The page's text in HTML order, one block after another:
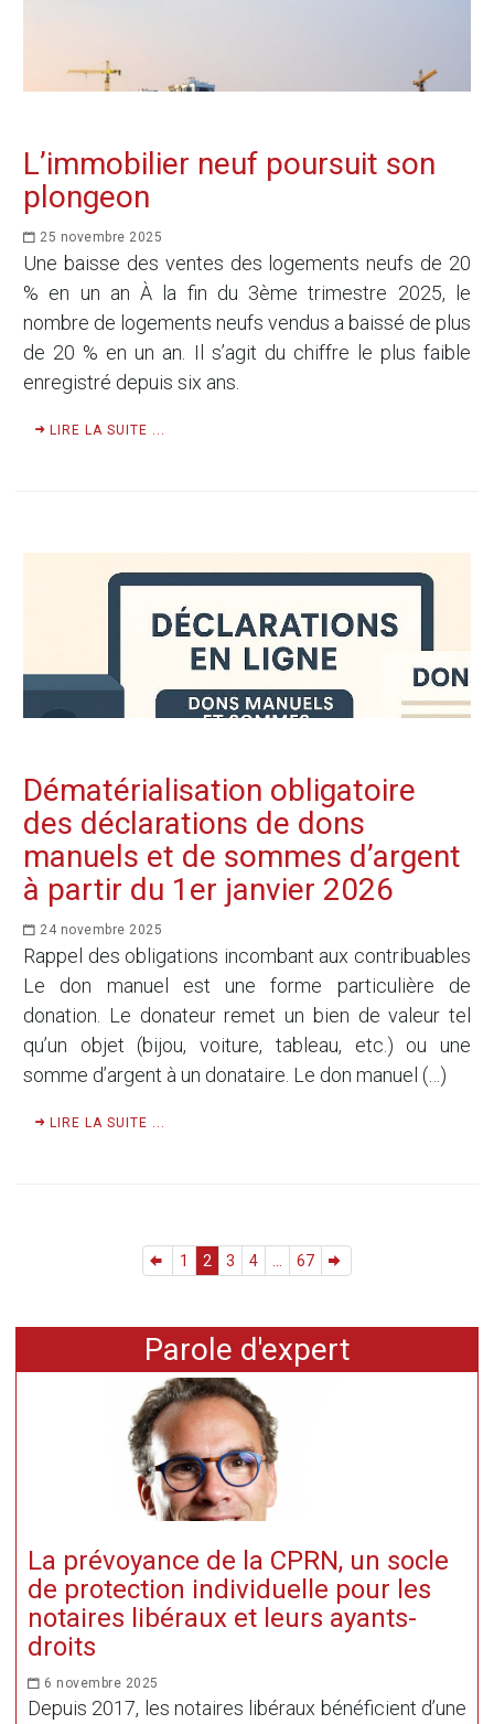
L’immobilier neuf poursuit son
plongeon
25 novembre 2025
Une baisse des ventes des logements neufs de 20
% en un an À la fin du 3ème trimestre 2025, le
nombre de logements neufs vendus a baissé de plus
de 20 % en un an. Il s’agit du chiffre le plus faible
enregistré depuis six ans.
LIRE LA SUITE ...
Dématérialisation obligatoire
des déclarations de dons
manuels et de sommes d’argent
à partir du 1er janvier 2026
24 novembre 2025
Rappel des obligations incombant aux contribuables
Le don manuel est une forme particulière de
donation. Le donateur remet un bien de valeur tel
qu’un objet (bijou, voiture, tableau, etc.) ou une
somme d’argent à un donataire. Le don manuel (…)
LIRE LA SUITE ...
1 2 3 4 67
Parole d'expert
La prévoyance de la CPRN, un socle
de protection individuelle pour les
notaires libéraux et leurs ayants-
droits
6 novembre 2025
Depuis 2017, les notaires libéraux bénéficient d’une